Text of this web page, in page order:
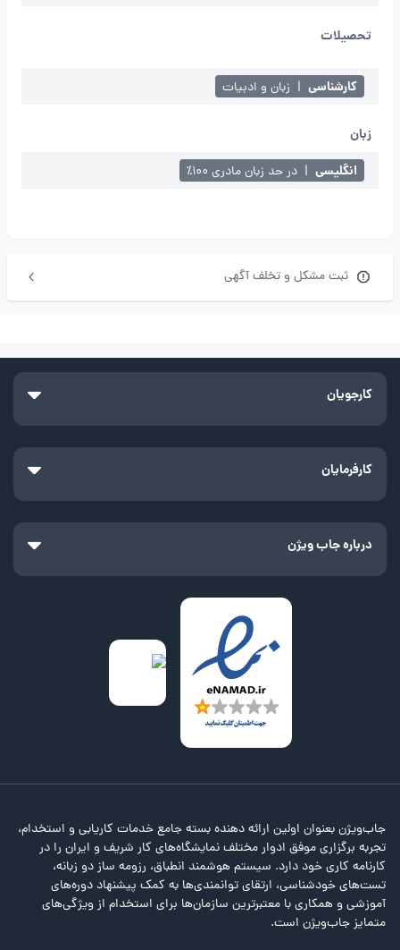
تحصیلات
کارشناسی | زبان و ادبیات
زبان
انگلیسی | در حد زبان مادری ۱۰۰٪
ثبت مشکل و تخلف آگهی
کارجویان
کارفرمایان
درباره جاب ویژن
جاب‌ویژن بعنوان اولین ارائه دهنده بسته جامع خدمات کاریابی و استخدام،
تجربه برگزاری موفق ادوار مختلف نمایشگاه‌های کار شریف و ایران را در
کارنامه کاری خود دارد. سیستم هوشمند انطباق، رزومه ساز دو زبانه،
تست‌های خودشناسی، ارتقای توانمندی‌ها به کمک پیشنهاد دوره‌های
آموزشی و همکاری با معتبرترین سازمان‌ها برای استخدام از ویژگی‌های
متمایز جاب‌ویژن است.